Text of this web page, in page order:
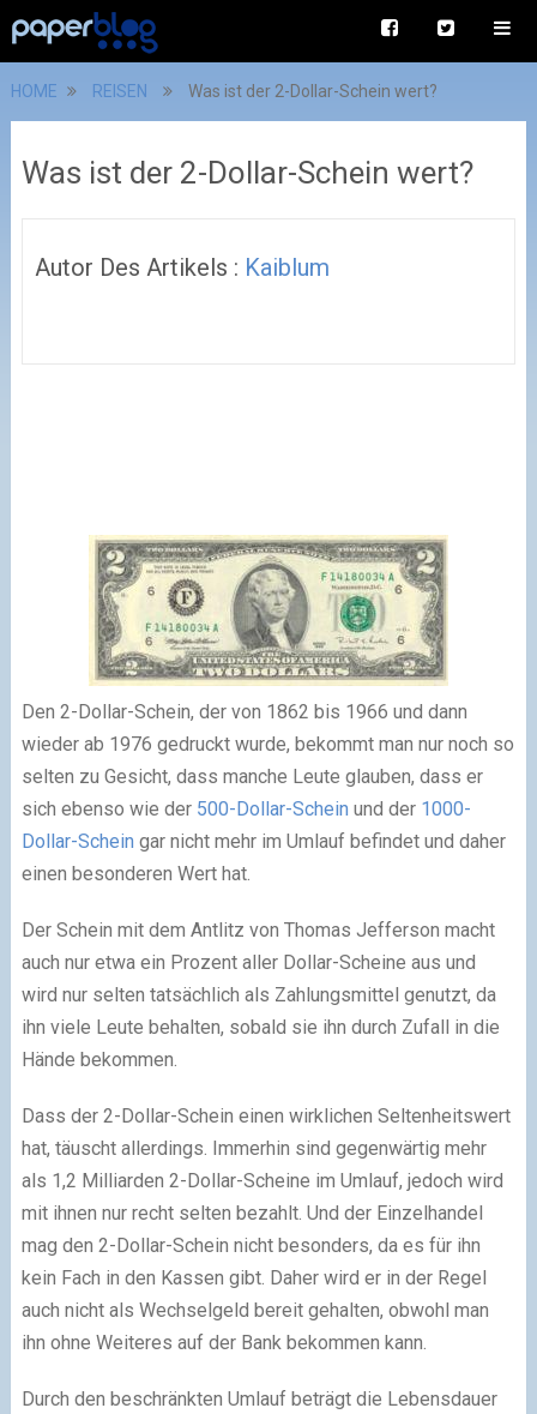
HOME REISEN Was ist der 2-Dollar-Schein wert?
Was ist der 2-Dollar-Schein wert?
Autor Des Artikels : Kaiblum
Den 2-Dollar-Schein, der von 1862 bis 1966 und dann
wieder ab 1976 gedruckt wurde, bekommt man nur noch so
selten zu Gesicht, dass manche Leute glauben, dass er
sich ebenso wie der 500-Dollar-Schein und der 1000-
Dollar-Schein gar nicht mehr im Umlauf befindet und daher
einen besonderen Wert hat.
Der Schein mit dem Antlitz von Thomas Jefferson macht
auch nur etwa ein Prozent aller Dollar-Scheine aus und
wird nur selten tatsächlich als Zahlungsmittel genutzt, da
ihn viele Leute behalten, sobald sie ihn durch Zufall in die
Hände bekommen.
Dass der 2-Dollar-Schein einen wirklichen Seltenheitswert
hat, täuscht allerdings. Immerhin sind gegenwärtig mehr
als 1,2 Milliarden 2-Dollar-Scheine im Umlauf, jedoch wird
mit ihnen nur recht selten bezahlt. Und der Einzelhandel
mag den 2-Dollar-Schein nicht besonders, da es für ihn
kein Fach in den Kassen gibt. Daher wird er in der Regel
auch nicht als Wechselgeld bereit gehalten, obwohl man
ihn ohne Weiteres auf der Bank bekommen kann.
Durch den beschränkten Umlauf beträgt die Lebensdauer